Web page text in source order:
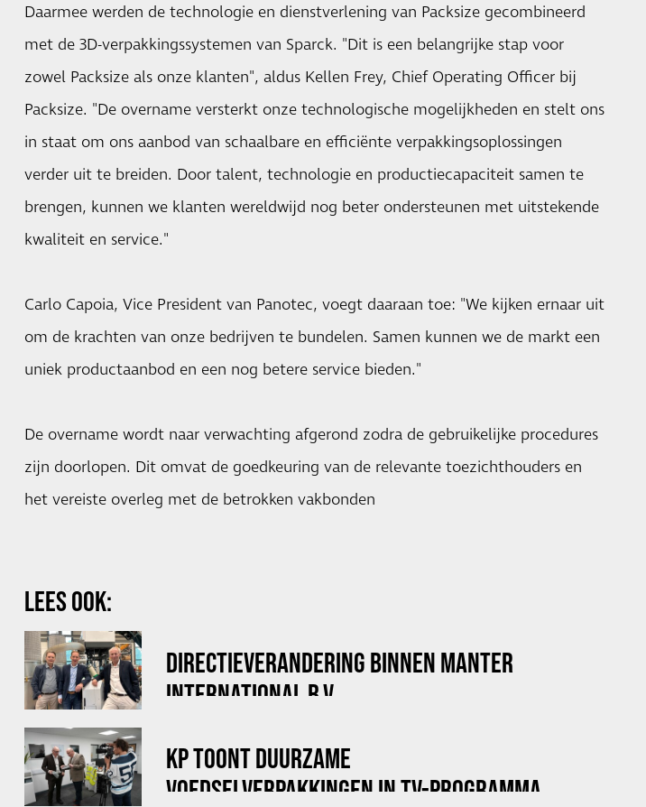
Daarmee werden de technologie en dienstverlening van Packsize gecombineerd
met de 3D-verpakkingssystemen van Sparck. "Dit is een belangrijke stap voor
zowel Packsize als onze klanten", aldus Kellen Frey, Chief Operating Officer bij
Packsize. "De overname versterkt onze technologische mogelijkheden en stelt ons
in staat om ons aanbod van schaalbare en efficiënte verpakkingsoplossingen
verder uit te breiden. Door talent, technologie en productiecapaciteit samen te
brengen, kunnen we klanten wereldwijd nog beter ondersteunen met uitstekende
kwaliteit en service."
Carlo Capoia, Vice President van Panotec, voegt daaraan toe: "We kijken ernaar uit
om de krachten van onze bedrijven te bundelen. Samen kunnen we de markt een
uniek productaanbod en een nog betere service bieden."
De overname wordt naar verwachting afgerond zodra de gebruikelijke procedures
zijn doorlopen. Dit omvat de goedkeuring van de relevante toezichthouders en
het vereiste overleg met de betrokken vakbonden
LEES OOK:
DIRECTIEVERANDERING BINNEN MANTER
INTERNATIONAL B.V.
KP TOONT DUURZAME
VOEDSELVERPAKKINGEN IN TV-PROGRAMMA